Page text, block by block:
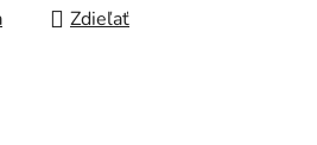
Zdieľať